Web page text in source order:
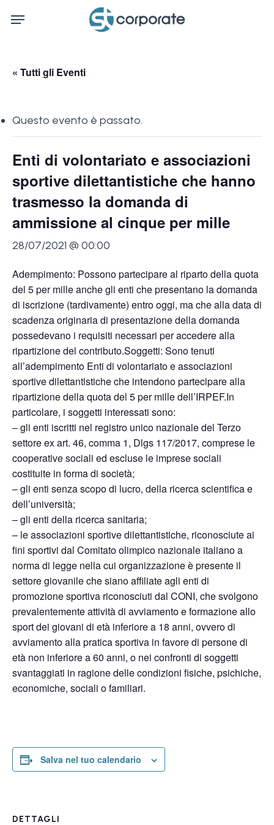
Menu
« Tutti gli Eventi
Questo evento è passato.
Enti di volontariato e associazioni
sportive dilettantistiche che hanno
trasmesso la domanda di
ammissione al cinque per mille
28/07/2021 @ 00:00
Adempimento: Possono partecipare al riparto della quota
del 5 per mille anche gli enti che presentano la domanda
di iscrizione (tardivamente) entro oggi, ma che alla data di
scadenza originaria di presentazione della domanda
possedevano i requisiti necessari per accedere alla
ripartizione del contributo.Soggetti: Sono tenuti
all’adempimento Enti di volontariato e associazioni
sportive dilettantistiche che intendono partecipare alla
ripartizione della quota del 5 per mille dell’IRPEF.In
particolare, i soggetti interessati sono:
– gli enti iscritti nel registro unico nazionale del Terzo
settore ex art. 46, comma 1, Dlgs 117/2017, comprese le
cooperative sociali ed escluse le imprese sociali
costituite in forma di società;
– gli enti senza scopo di lucro, della ricerca scientifica e
dell’università;
– gli enti della ricerca sanitaria;
– le associazioni sportive dilettantistiche, riconosciute ai
fini sportivi dal Comitato olimpico nazionale italiano a
norma di legge nella cui organizzazione è presente il
settore giovanile che siano affiliate agli enti di
promozione sportiva riconosciuti dal CONI, che svolgono
prevalentemente attività di avviamento e formazione allo
sport dei giovani di età inferiore a 18 anni, ovvero di
avviamento alla pratica sportiva in favore di persone di
età non inferiore a 60 anni, o nei confronti di soggetti
svantaggiati in ragione delle condizioni fisiche, psichiche,
economiche, sociali o familiari.
Salva nel tuo calendario
DETTAGLI